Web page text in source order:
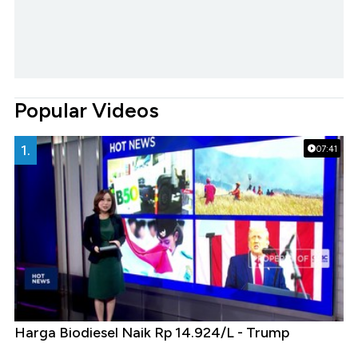
Popular Videos
07:41
1.
Harga Biodiesel Naik Rp 14.924/L - Trump